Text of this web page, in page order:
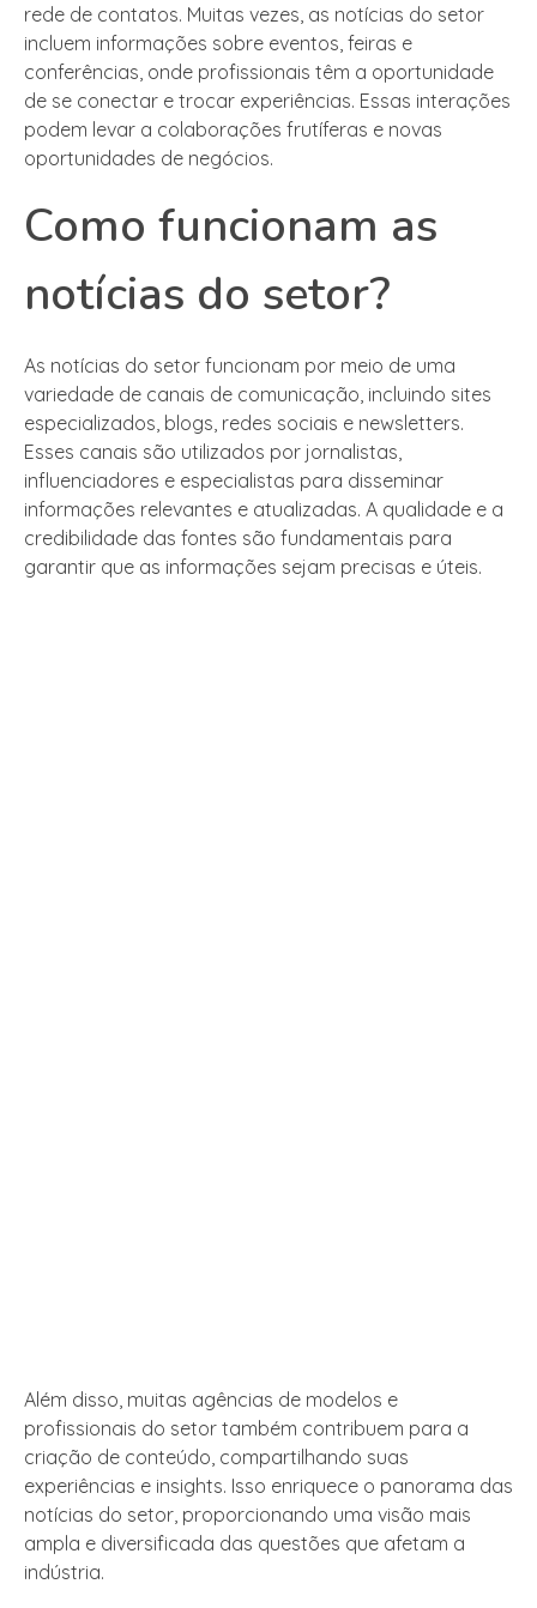
rede de contatos. Muitas vezes, as notícias do setor
incluem informações sobre eventos, feiras e
conferências, onde profissionais têm a oportunidade
de se conectar e trocar experiências. Essas interações
podem levar a colaborações frutíferas e novas
oportunidades de negócios.
Como funcionam as
notícias do setor?
As notícias do setor funcionam por meio de uma
variedade de canais de comunicação, incluindo sites
especializados, blogs, redes sociais e newsletters.
Esses canais são utilizados por jornalistas,
influenciadores e especialistas para disseminar
informações relevantes e atualizadas. A qualidade e a
credibilidade das fontes são fundamentais para
garantir que as informações sejam precisas e úteis.
Além disso, muitas agências de modelos e
profissionais do setor também contribuem para a
criação de conteúdo, compartilhando suas
experiências e insights. Isso enriquece o panorama das
notícias do setor, proporcionando uma visão mais
ampla e diversificada das questões que afetam a
indústria.